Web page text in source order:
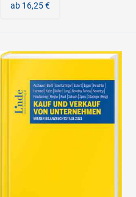
ab 16,25 €